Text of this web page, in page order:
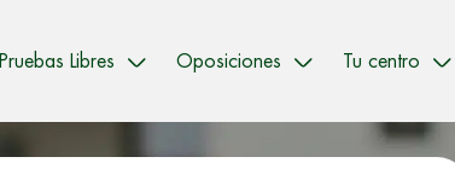
Pruebas Libres Oposiciones Tu centro